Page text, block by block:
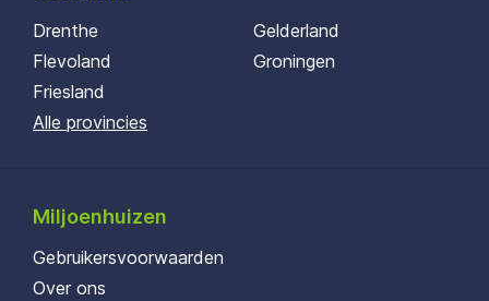
Drenthe
Flevoland
Friesland
Gelderland
Groningen
Alle provincies
Miljoenhuizen
Gebruikersvoorwaarden
Over ons